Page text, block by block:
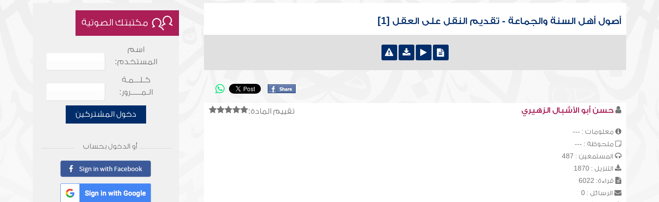
أصول أهل السنة والجماعة - تقديم النقل على العقل [1]
تقييم المادة: حسن أبو الأشبال الزهيري
معلومات : ---
ملحوظة : ---
المستمعين : 487
التنزيل : 1870
قراءة: 6022
الرسائل : 0
مكتبتك الصوتية
اسم
المستخدم:
كـلـــمـة
الـمـــــرور:
دخول المشتركين
أو الدخول بحساب